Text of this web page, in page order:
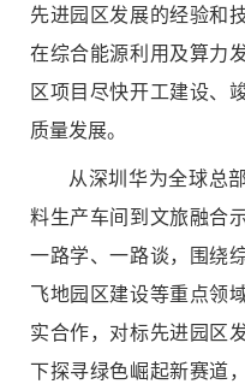
先进园区发展的经验和
在综合能源利用及算力
区项目尽快开工建设、
质量发展。
从深圳华为全球总
料生产车间到文旅融合
一路学、一路谈，围绕
飞地园区建设等重点领
实合作，对标先进园区
下探寻绿色崛起新赛道